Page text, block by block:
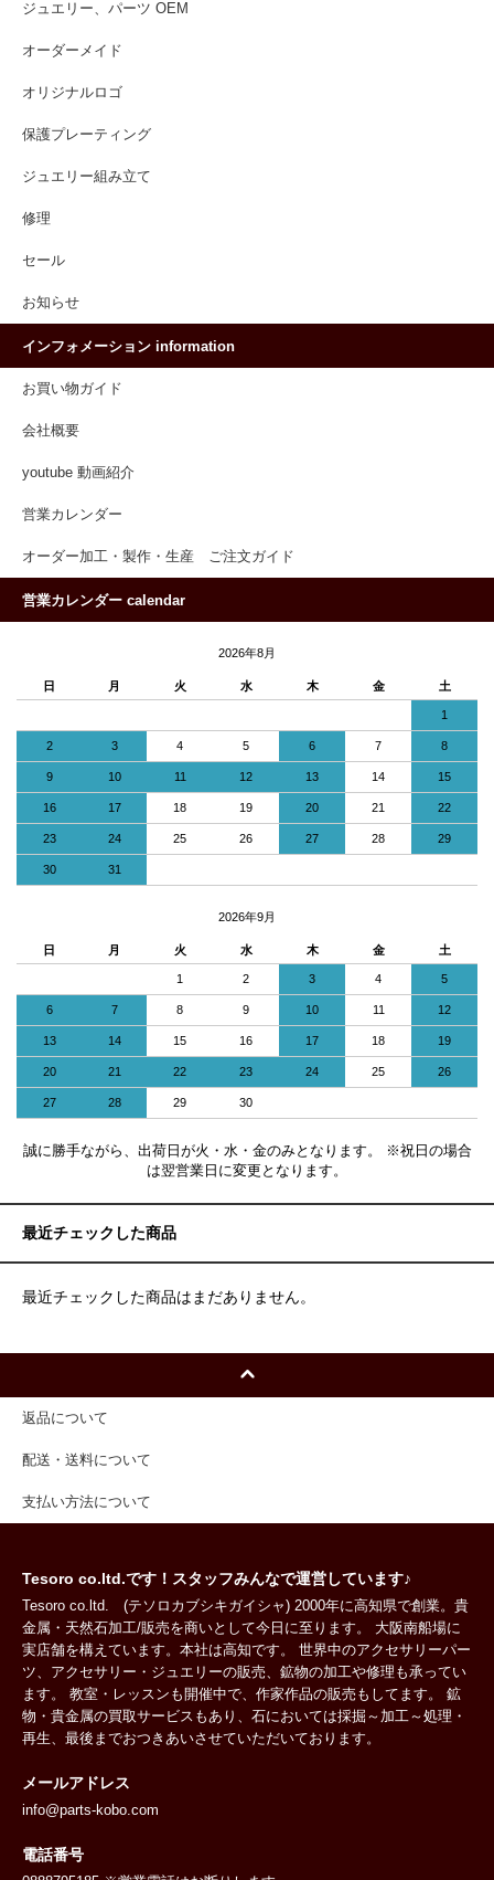
ジュエリー、パーツ OEM
オーダーメイド
オリジナルロゴ
保護プレーティング
ジュエリー組み立て
修理
セール
お知らせ
インフォメーション information
お買い物ガイド
会社概要
youtube 動画紹介
営業カレンダー
オーダー加工・製作・生産 ご注文ガイド
営業カレンダー calendar
2026年8月
日 月 火 水 木 金 土
1
2 3 4 5 6 7 8
9 10 11 12 13 14 15
16 17 18 19 20 21 22
23 24 25 26 27 28 29
30 31
2026年9月
日 月 火 水 木 金 土
1 2 3 4 5
6 7 8 9 10 11 12
13 14 15 16 17 18 19
20 21 22 23 24 25 26
27 28 29 30
誠に勝手ながら、出荷日が火・水・金のみとなります。 ※祝日の場合
は翌営業日に変更となります。
最近チェックした商品
最近チェックした商品はまだありません。
返品について
配送・送料について
支払い方法について
Tesoro co.ltd.です！スタッフみんなで運営しています♪
Tesoro co.ltd. (テソロカブシキガイシャ) 2000年に高知県で創業。貴
金属・天然石加工/販売を商いとして今日に至ります。 大阪南船場に
実店舗を構えています。本社は高知です。 世界中のアクセサリーパー
ツ、アクセサリー・ジュエリーの販売、鉱物の加工や修理も承ってい
ます。 教室・レッスンも開催中で、作家作品の販売もしてます。 鉱
物・貴金属の買取サービスもあり、石においては採掘～加工～処理・
再生、最後までおつきあいさせていただいております。
メールアドレス
info@parts-kobo.com
電話番号